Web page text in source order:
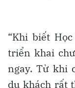
“Khi biết
triển khai
ngay. Từ khi
du khách rất